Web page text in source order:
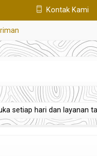
Kontak Kami
setiap hari dan layanan